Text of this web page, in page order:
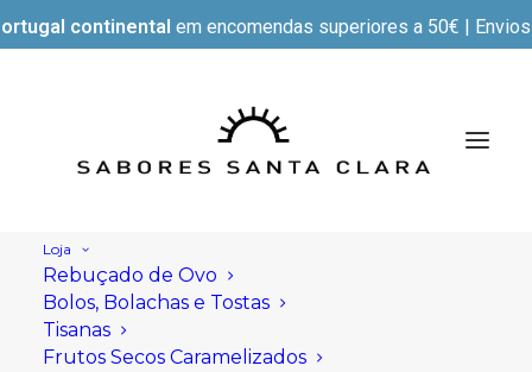
continental em encomendas superiores a 50€ |
Loja
Rebuçado de Ovo
Bolos, Bolachas e Tostas
Tisanas
Frutos Secos Caramelizados